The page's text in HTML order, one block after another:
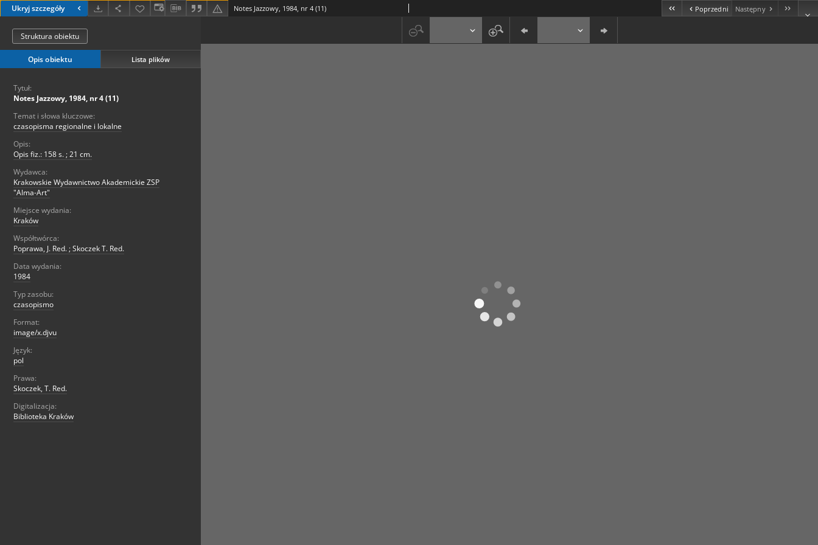
Ukryj szczegóły Notes Jazzowy, 1984, nr 4 (11) Poprzedni Następny
Struktura obiektu
Opis obiektu Lista plików
Tytuł:
Notes Jazzowy, 1984, nr 4 (11)
Temat i słowa kluczowe:
czasopisma regionalne i lokalne
Opis:
Opis fiz.: 158 s. ; 21 cm.
Wydawca:
Krakowskie Wydawnictwo Akademickie ZSP
"Alma-Art"
Miejsce wydania:
Kraków
Współtwórca:
Poprawa, J. Red. ; Skoczek T. Red.
Data wydania:
1984
Typ zasobu:
czasopismo
Format:
image/x.djvu
Język:
pol
Prawa:
Skoczek, T. Red.
Digitalizacja:
Biblioteka Kraków